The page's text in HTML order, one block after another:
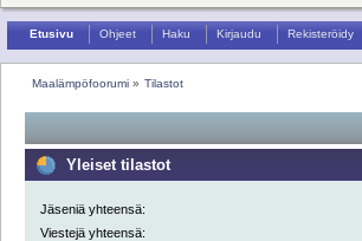
Etusivu Ohjeet Haku Kirjaudu Rekisteröidy
Maalämpöfoorumi» Tilastot
Yleiset tilastot
Jäseniä yhteensä:
Viestejä yhteensä: